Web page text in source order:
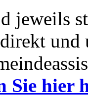
jeweils
direkt
Sie hier